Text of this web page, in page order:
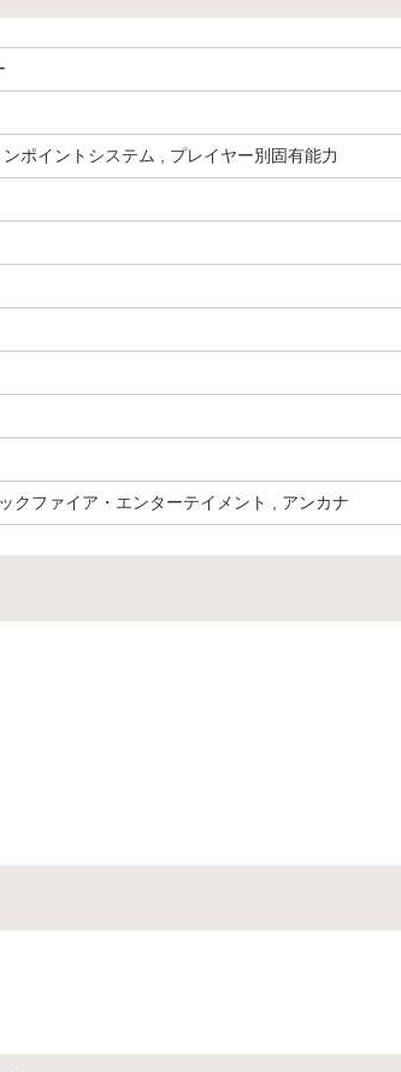
ポイントシステム , プレイヤー別固有能力
クファイア・エンターテイメント , アンカナ